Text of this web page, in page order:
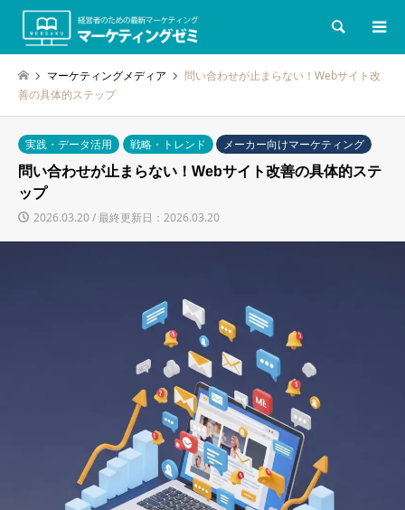
検索
マーケティングメディア
問い合わせが止まらない！Webサイト改
善の具体的ステップ
実践・データ活用 戦略・トレンド
メーカー向けマーケティング
問い合わせが止まらない！Webサイト改善の具体的ステ
ップ
2026.03.20 / 最終更新日：2026.03.20